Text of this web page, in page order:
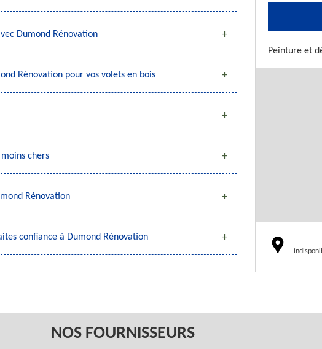
Dumond Rénovation
Rénovation pour vos volets en bois
chers
Rénovation
confiance à Dumond Rénovation
Peinture et
NOS FOURNISSEURS